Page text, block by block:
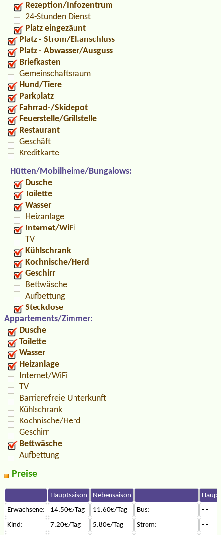
Rezeption/Infozentrum
24-Stunden Dienst
Platz eingezäunt
Platz - Strom/El.anschluss
Platz - Abwasser/Ausguss
Briefkasten
Gemeinschaftsraum
Hund/Tiere
Parkplatz
Fahrrad-/Skidepot
Feuerstelle/Grillstelle
Restaurant
Geschäft
Kreditkarte
Hütten/Mobilheime/Bungalows:
Dusche
Toilette
Wasser
Heizanlage
Internet/WiFi
TV
Kühlschrank
Kochnische/Herd
Geschirr
Bettwäsche
Aufbettung
Steckdose
Appartements/Zimmer:
Dusche
Toilette
Wasser
Heizanlage
Internet/WiFi
TV
Barrierefreie Unterkunft
Kühlschrank
Kochnische/Herd
Geschirr
Bettwäsche
Aufbettung
Preise
Hauptsaison Nebensaison
Erwachsene:
14.50€/Tag 11.60€/Tag Bus:
- -
Kind:
7.20€/Tag 5.80€/Tag Strom: - -